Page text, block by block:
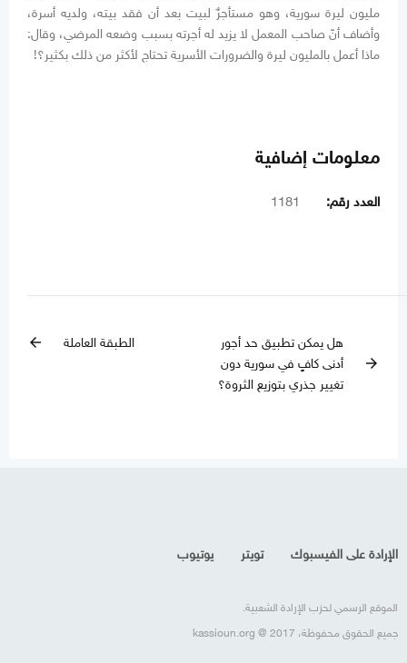
مليون ليرة سورية، وهو مستأجرٌ لبيت بعد أن فقد بيته، ولديه أسرة،
وأضاف أنّ صاحب المعمل لا يزيد له أجرته بسبب وضعه المرضي، وقال:
ماذا أعمل بالمليون ليرة والضرورات الأسرية تحتاج لأكثر من ذلك بكثير؟!
معلومات إضافية
العدد رقم: 1181
arrow_forward
هل يمكن تطبيق حد أجور
أدنى كافٍ في سورية دون
تغيير جذري بتوزيع الثروة؟
الطبقة العاملة arrow_back
الإرادة على الفيسبوك تويتر يوتيوب
الموقع الرسمي لحزب الإرادة الشعبية.
جميع الحقوق محفوظة، kassioun.org @ 2017